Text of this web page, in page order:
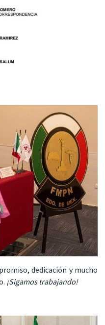
dedicación y mucho
¡Sigamos trabajando!